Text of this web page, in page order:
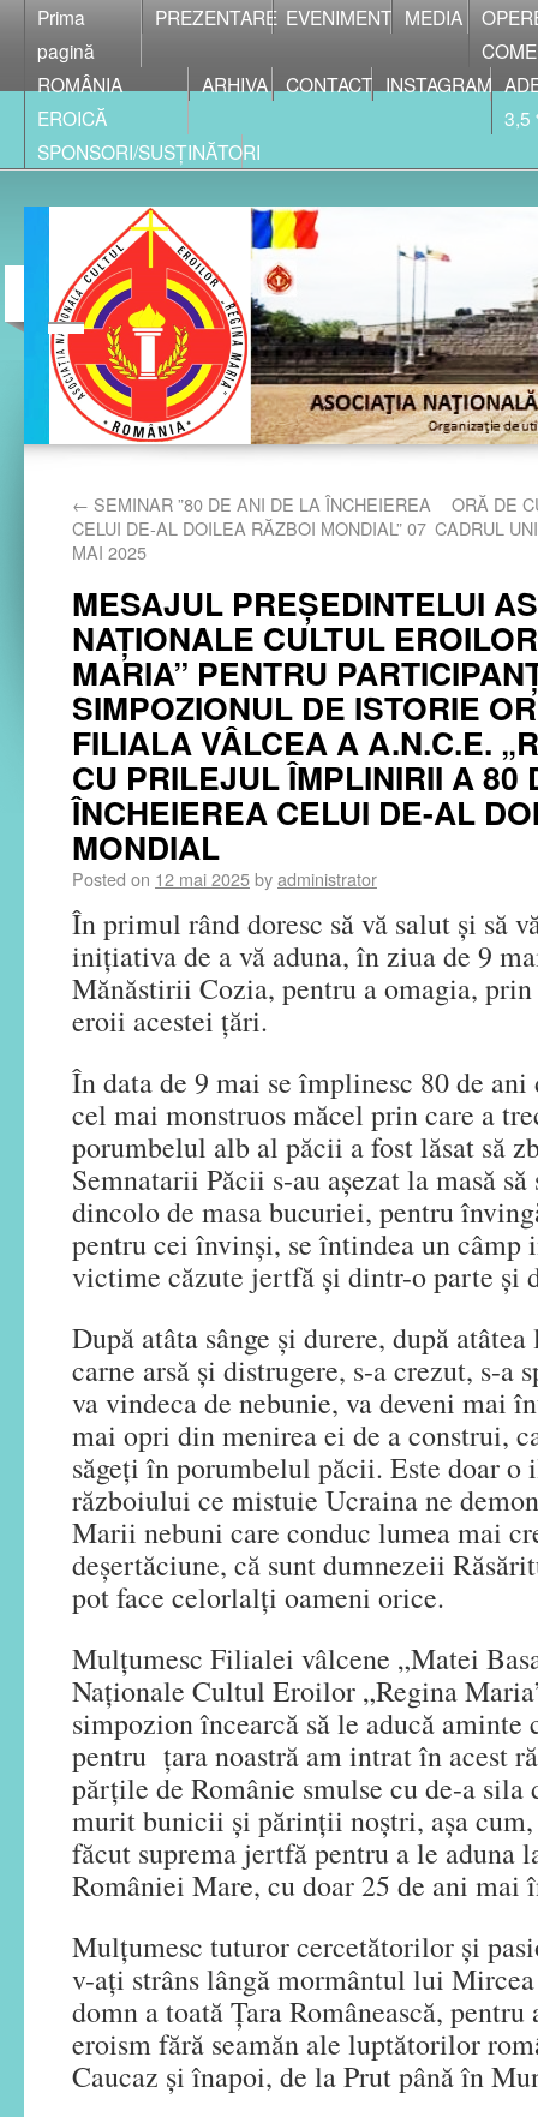
Prima
pagină
PREZENTARE EVENIMENT MEDIA
ROMÂNIA
EROICĂ
ARHIVA CONTACT INSTAGRAM
3,5
SPONSORI/SUSȚINĂTORI
← SEMINAR ”80 DE ANI DE LA ÎNCHEIEREA
CELUI DE-AL DOILEA RĂZBOI MONDIAL” 07
MAI 2025
ORĂ DE
CADRUL
MESAJUL PREȘEDINTELUI
NAȚIONALE CULTUL
MARIA” PENTRU
SIMPOZIONUL DE ISTORIE
FILIALA VÂLCEA A A.N.C.E.
CU PRILEJUL ÎMPLINIRII A 80
ÎNCHEIEREA CELUI DE-AL
MONDIAL
Posted on 12 mai 2025byadministrator
În primul rând doresc să vă salut și să
inițiativa de a vă aduna, în ziua de 9
Mănăstirii Cozia, pentru a omagia,
eroii acestei țări.
În data de 9 mai se împlinesc 80 de
cel mai monstruos măcel prin care a
porumbelul alb al păcii a fost lăsat să
Semnatarii Păcii s-au așezat la masă să
dincolo de masa bucuriei, pentru
pentru cei învinși, se întindea un câmp
victime căzute jertfă și dintr-o parte și
După atâta sânge și durere, după
carne arsă și distrugere, s-a crezut, s-a
va vindeca de nebunie, va deveni mai
mai opri din menirea ei de a construi,
săgeți în porumbelul păcii. Este doar
războiului ce mistuie Ucraina ne
Marii nebuni care conduc lumea mai
deșertăciune, că sunt dumnezeii
pot face celorlalți oameni orice.
Mulțumesc Filialei vâlcene „Matei
Naționale Cultul Eroilor „Regina
simpozion încearcă să le aducă
pentru țara noastră am intrat în acest
părțile de Românie smulse cu de-a
murit bunicii și părinții noștri, așa
făcut suprema jertfă pentru a le aduna
României Mare, cu doar 25 de ani mai
Mulțumesc tuturor cercetătorilor și
v-ați strâns lângă mormântul lui
domn a toată Țara Românească,
eroism fără seamăn ale luptătorilor
Caucaz și înapoi, de la Prut până în